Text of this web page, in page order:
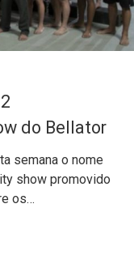
do Bellator
semana o nome
show promovido
os…